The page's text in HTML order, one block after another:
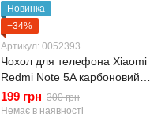
Новинка
−34%
Артикул: 0052393
Чохол для телефона Xiaomi
Redmi Note 5A карбоновий
протиударний з високими
бортами чорний
199 грн 300 грн
Немає в наявності